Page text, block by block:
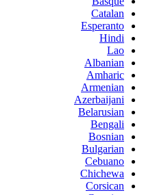
Catalan
Esperanto
Hindi
Lao
Albanian
Amharic
Armenian
Azerbaijani
Belarusian
Bengali
Bosnian
Bulgarian
Cebuano
Chichewa
Corsican